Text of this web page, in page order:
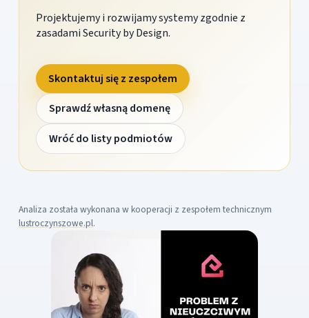
Projektujemy i rozwijamy systemy zgodnie z
zasadami Security by Design.
Skontaktuj się z zespołem
Sprawdź własną domenę
Wróć do listy podmiotów
Analiza została wykonana w kooperacji z zespołem technicznym
lustroczynszowe.pl.